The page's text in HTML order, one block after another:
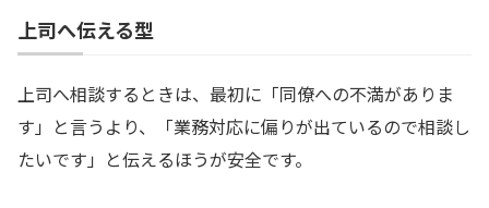
上司へ伝える型
上司へ相談するときは、最初に「同僚への不満がありま
す」と言うより、「業務対応に偏りが出ているので相談し
たいです」と伝えるほうが安全です。